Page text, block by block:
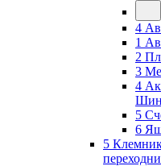
4
1
2
3
4
5
6
5